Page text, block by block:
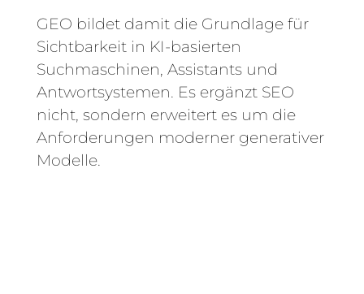
GEO bildet damit die Grundlage für
Sichtbarkeit in KI-basierten
Suchmaschinen, Assistants und
Antwortsystemen. Es ergänzt SEO
nicht, sondern erweitert es um die
Anforderungen moderner generativer
Modelle.